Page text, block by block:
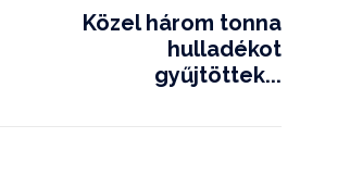
Közel három tonna
hulladékot
gyűjtöttek...